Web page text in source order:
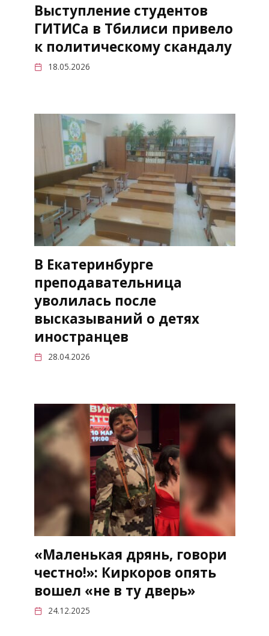
Выступление студентов
ГИТИСа в Тбилиси привело
к политическому скандалу
18.05.2026
В Екатеринбурге
преподавательница
уволилась после
высказываний о детях
иностранцев
28.04.2026
«Маленькая дрянь, говори
честно!»: Киркоров опять
вошел «не в ту дверь»
24.12.2025